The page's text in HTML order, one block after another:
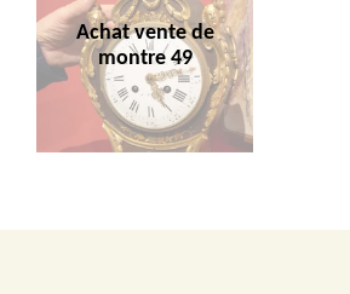
Achat vente de
montre 49